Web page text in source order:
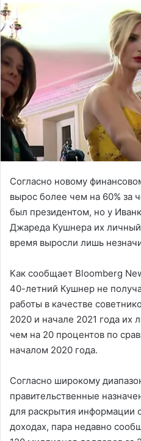
Согласно новому
вырос более чем на 60% за
был президентом, но у
Джареда Кушнера их личный
время выросли лишь
Как сообщает Bloomberg
40-летний Кушнер не
работы в качестве
2020 и начале 2021 года их
чем на 20 процентов по
началом 2020 года.
Согласно широкому
правительственные
для раскрытия информации
доходах, пара недавно